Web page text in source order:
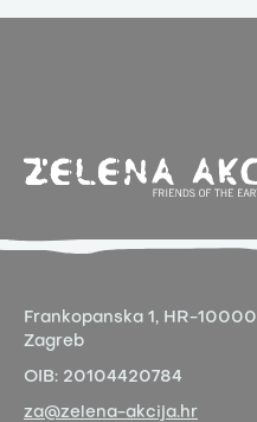
Frankopanska 1, HR-10000
Zagreb
OIB: 20104420784
za@zelena-akcija.hr